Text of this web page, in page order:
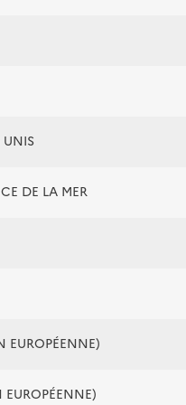
UNIS
DE LA MER
EUROPÉENNE)